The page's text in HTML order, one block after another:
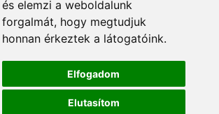
és elemzi a weboldalunk
forgalmát, hogy megtudjuk
honnan érkeztek a látogatóink.
Elfogadom
Elutasítom
Á.SZ.F.
Impresszum
Adatkezelési tájékoztató